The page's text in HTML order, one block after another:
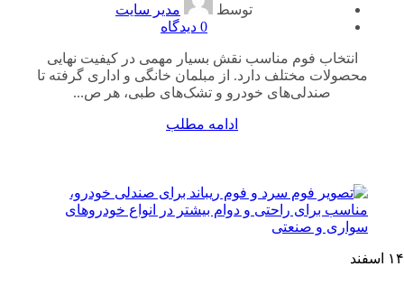
توسط
مدیر سایت
0 دیدگاه
انتخاب فوم مناسب نقش بسیار مهمی در کیفیت نهایی
محصولات مختلف دارد. از مبلمان خانگی و اداری گرفته تا
صندلی‌های خودرو و تشک‌های طبی، هر ص...
ادامه مطلب
۱۴ اسفند